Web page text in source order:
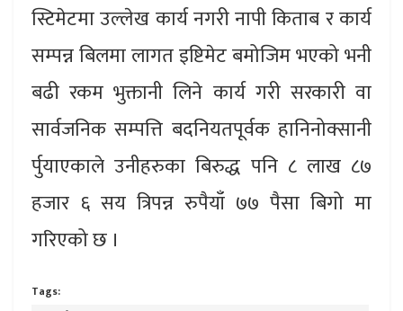
स्टिमेटमा उल्लेख कार्य नगरी नापी किताब र कार्य
सम्पन्न बिलमा लागत इष्टिमेट बमोजिम भएको भनी
बढी रकम भुक्तानी लिने कार्य गरी सरकारी वा
सार्वजनिक सम्पत्ति बदनियतपूर्वक हानिनोक्सानी
र्पुयाएकाले उनीहरुका बिरुद्ध पनि ८ लाख ८७
हजार ६ सय त्रिपन्न रुपैयाँ ७७ पैसा बिगो मा
गरिएको छ ।
Tags: